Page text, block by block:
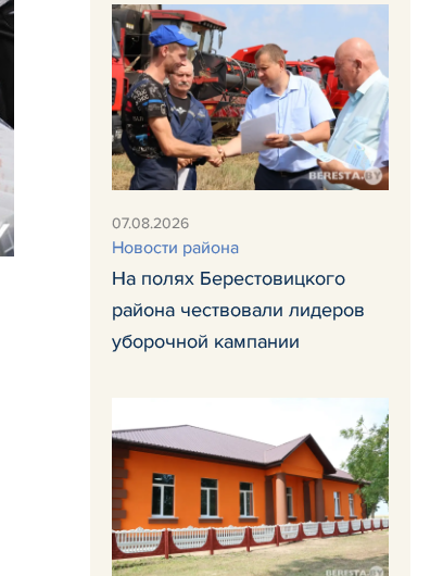
07.08.2026
Новости района
На полях Берестовицкого
района чествовали лидеров
уборочной кампании